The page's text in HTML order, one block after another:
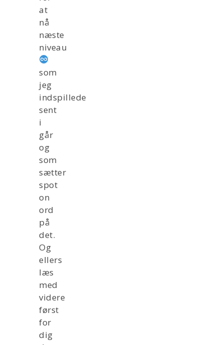
at
nå
næste
niveau
som
jeg
indspillede
sent
i
går
og
som
sætter
spot
on
ord
på
det.
Og
ellers
læs
med
videre
først
for
dig